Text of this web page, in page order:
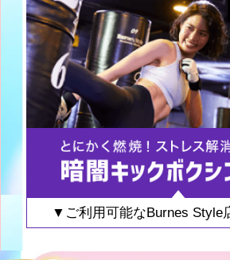
▼ご利用可能なBurnes Style